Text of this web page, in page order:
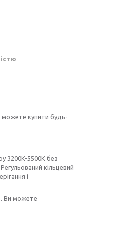
можете купити будь-
3200K-5500K без
кільцевий
і
Ви можете